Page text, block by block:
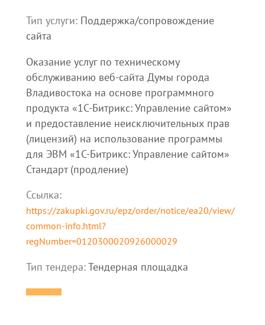
Тип услуги: Поддержка/сопровождение
сайта
Оказание услуг по техническому
обслуживанию веб-сайта Думы города
Владивостока на основе программного
продукта «1С-Битрикс: Управление сайтом»
и предоставление неисключительных прав
(лицензий) на использование программы
для ЭВМ «1С-Битрикс: Управление сайтом»
Стандарт (продление)
Ссылка:
https://zakupki.gov.ru/epz/order/notice/ea20/view/
common-info.html?
regNumber=0120300020926000029
Тип тендера:Тендерная площадка